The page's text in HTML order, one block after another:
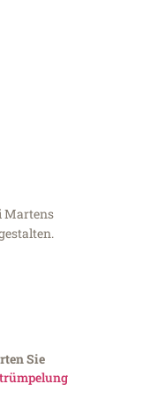
Martens
Sie